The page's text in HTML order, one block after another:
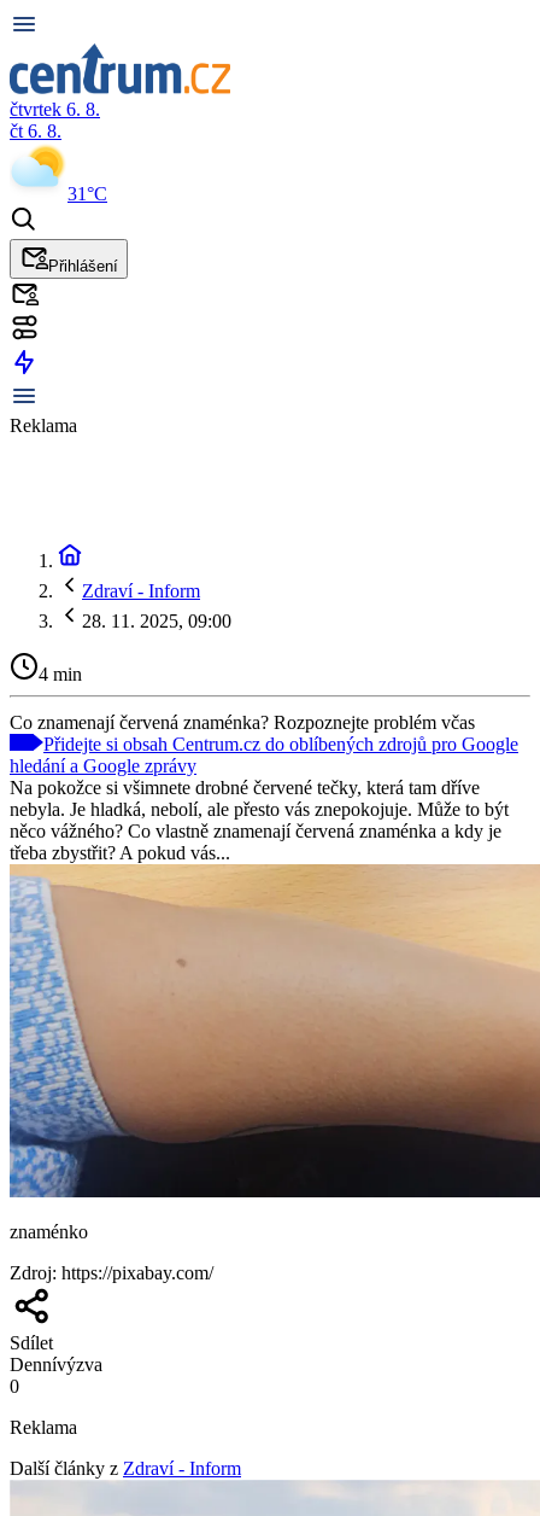
čtvrtek 6. 8.
čt 6. 8.
31°C
Přihlášení
Reklama
Zdraví - Inform
28. 11. 2025, 09:00
4 min
Co znamenají červená znaménka? Rozpoznejte problém včas
Přidejte si obsah Centrum.cz do oblíbených zdrojů pro Google
hledání a Google zprávy
Na pokožce si všimnete drobné červené tečky, která tam dříve
nebyla. Je hladká, nebolí, ale přesto vás znepokojuje. Může to být
něco vážného? Co vlastně znamenají červená znaménka a kdy je
třeba zbystřit? A pokud vás...
znaménko
Zdroj: https://pixabay.com/
Sdílet
Dennívýzva
0
Reklama
Další články z Zdraví - Inform